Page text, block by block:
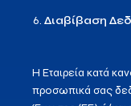
Διαβίβαση
Η Εταιρεία κατά
προσωπικά σας